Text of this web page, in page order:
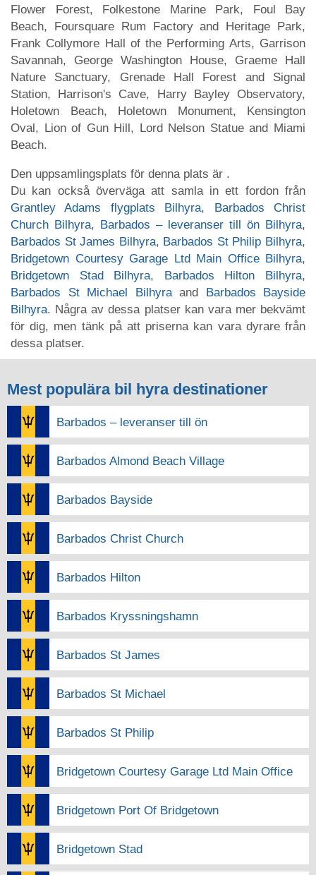
Flower Forest, Folkestone Marine Park, Foul Bay
Beach, Foursquare Rum Factory and Heritage Park,
Frank Collymore Hall of the Performing Arts, Garrison
Savannah, George Washington House, Graeme Hall
Nature Sanctuary, Grenade Hall Forest and Signal
Station, Harrison's Cave, Harry Bayley Observatory,
Holetown Beach, Holetown Monument, Kensington
Oval, Lion of Gun Hill, Lord Nelson Statue and Miami
Beach.
Den uppsamlingsplats för denna plats är .
Du kan också överväga att samla in ett fordon från
Grantley Adams flygplats Bilhyra, Barbados Christ
Church Bilhyra, Barbados – leveranser till ön Bilhyra,
Barbados St James Bilhyra, Barbados St Philip Bilhyra,
Bridgetown Courtesy Garage Ltd Main Office Bilhyra,
Bridgetown Stad Bilhyra, Barbados Hilton Bilhyra,
Barbados St Michael Bilhyraand Barbados Bayside
Bilhyra. Några av dessa platser kan vara mer bekvämt
för dig, men tänk på att priserna kan vara dyrare från
dessa platser.
Mest populära bil hyra destinationer
Barbados – leveranser till ön
Barbados Almond Beach Village
Barbados Bayside
Barbados Christ Church
Barbados Hilton
Barbados Kryssningshamn
Barbados St James
Barbados St Michael
Barbados St Philip
Bridgetown Courtesy Garage Ltd Main Office
Bridgetown Port Of Bridgetown
Bridgetown Stad